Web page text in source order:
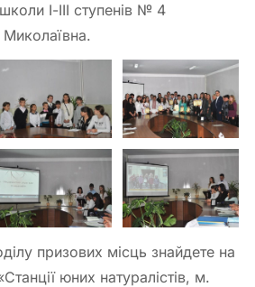
І-ІІІ ступенів № 4
призових місць знайдете на
юних натуралістів, м.